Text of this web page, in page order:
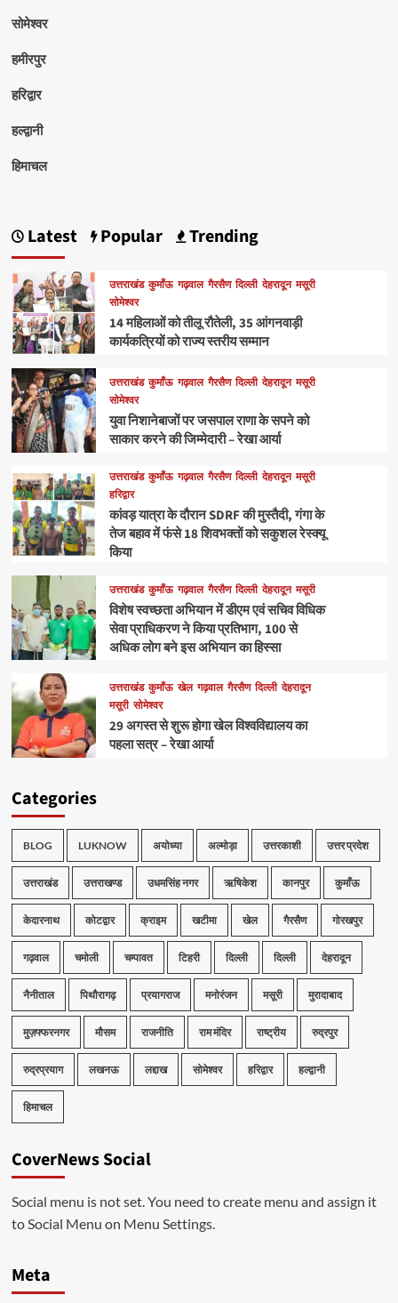
सोमेश्वर
हमीरपुर
हरिद्वार
हल्द्वानी
हिमाचल
Latest Popular Trending
उत्तराखंड कुमाँऊ गढ़वाल गैरसैण दिल्ली देहरादून मसूरी
सोमेश्वर
14 महिलाओं को तीलू रौतेली, 35 आंगनवाड़ी
कार्यकत्रियों को राज्य स्तरीय सम्मान
उत्तराखंड कुमाँऊ गढ़वाल गैरसैण दिल्ली देहरादून मसूरी
सोमेश्वर
युवा निशानेबाजों पर जसपाल राणा के सपने को
साकार करने की जिम्मेदारी – रेखा आर्या
उत्तराखंड कुमाँऊ गढ़वाल गैरसैण दिल्ली देहरादून मसूरी
हरिद्वार
कांवड़ यात्रा के दौरान SDRF की मुस्तैदी, गंगा के
तेज बहाव में फंसे 18 शिवभक्तों को सकुशल रेस्क्यू
किया
उत्तराखंड कुमाँऊ गढ़वाल गैरसैण दिल्ली देहरादून मसूरी
विशेष स्वच्छता अभियान में डीएम एवं सचिव विधिक
सेवा प्राधिकरण ने किया प्रतिभाग, 100 से
अधिक लोग बने इस अभियान का हिस्सा
उत्तराखंड कुमाँऊ खेल गढ़वाल गैरसैण दिल्ली देहरादून
मसूरी सोमेश्वर
29 अगस्त से शुरू होगा खेल विश्वविद्यालय का
पहला सत्र – रेखा आर्या
Categories
BLOG LUKNOW अयोध्या अल्मोड़ा उत्तरकाशी उत्तर प्रदेश
उत्तराखंड उत्तराखण्ड उधमसिंह नगर ऋषिकेश कानपुर कुमाँऊ
केदारनाथ कोटद्वार क्राइम खटीमा खेल गैरसैण गोरखपुर
गढ़वाल चमोली चम्पावत टिहरी दिल्ली दिल्ली देहरादून
नैनीताल पिथौरागढ़ प्रयागराज मनोरंजन मसूरी मुरादाबाद
मुज़फ्फरनगर मौसम राजनीति राम मंदिर राष्ट्रीय रुद्रपुर
रुद्रप्रयाग लखनऊ लद्दाख सोमेश्वर हरिद्वार हल्द्वानी
हिमाचल
CoverNews Social
Social menu is not set. You need to create menu and assign it
to Social Menu on Menu Settings.
Meta